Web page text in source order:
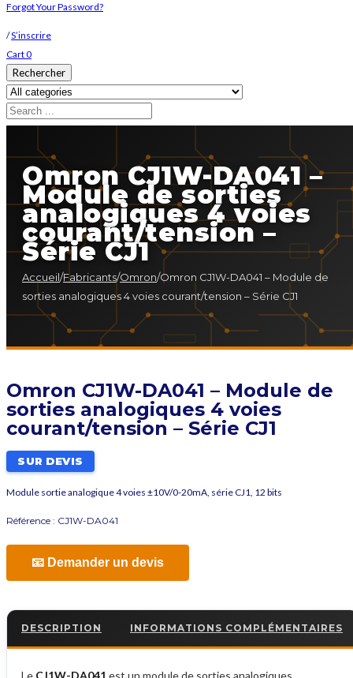
Forgot Your Password?
/S’inscrire
Cart0
Rechercher
Omron CJ1W-DA041 –
Module de sorties
analogiques 4 voies
courant/tension –
Série CJ1
Accueil/Fabricants/Omron/Omron CJ1W-DA041 – Module de
sorties analogiques 4 voies courant/tension – Série CJ1
Omron CJ1W-DA041 – Module de
sorties analogiques 4 voies
courant/tension – Série CJ1
SUR DEVIS
Module sortie analogique 4 voies ±10V/0-20mA, série CJ1, 12 bits
Référence : CJ1W-DA041
📧 Demander un devis
DESCRIPTION INFORMATIONS COMPLÉMENTAIRES